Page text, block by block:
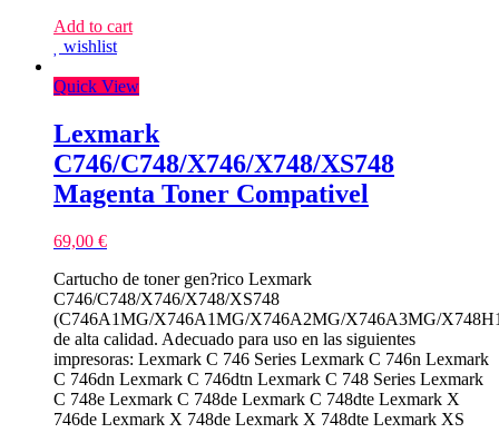
Preto
Toner
Add to cart
wishlist
Quick View
Lexmark
C746/C748/X746/X748/XS748
Magenta Toner Compativel
69,00 €
Cartucho de toner gen?rico Lexmark
C746/C748/X746/X748/XS748
(C746A1MG/X746A1MG/X746A2MG/X746A3MG/
de alta calidad. Adecuado para uso en las siguientes
impresoras: Lexmark C 746 Series Lexmark C 746n Lexmark
C 746dn Lexmark C 746dtn Lexmark C 748 Series Lexmark
C 748e Lexmark C 748de Lexmark C 748dte Lexmark X
746de Lexmark X 748de Lexmark X 748dte Lexmark XS